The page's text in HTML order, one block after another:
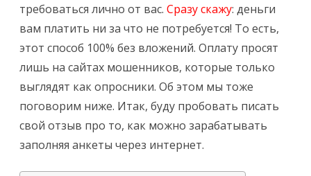
требоваться лично от вас. Сразу скажу: деньги
вам платить ни за что не потребуется! То есть,
этот способ 100% без вложений. Оплату просят
лишь на сайтах мошенников, которые только
выглядят как опросники. Об этом мы тоже
поговорим ниже. Итак, буду пробовать писать
свой отзыв про то, как можно зарабатывать
заполняя анкеты через интернет.